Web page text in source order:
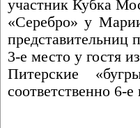
участник Кубка
«Серебро» у
представительниц
3-е место у гостя
Питерские
соответственно 6-